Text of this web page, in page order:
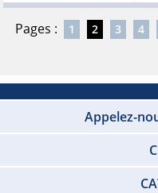
Pages : 1 2 3 4
Appelez-